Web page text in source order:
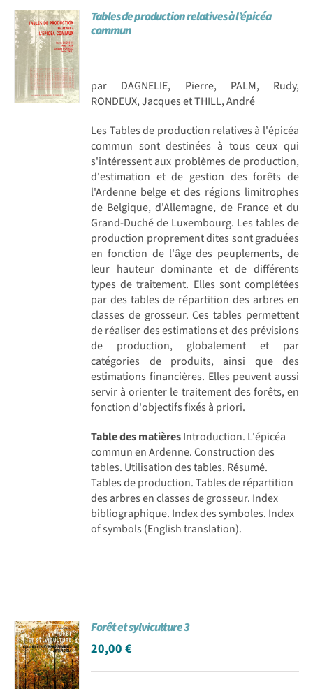
Tables de production relatives à l’épicéa
commun
par DAGNELIE, Pierre, PALM, Rudy,
RONDEUX, Jacques et THILL, André
Les Tables de production relatives à l'épicéa
commun sont destinées à tous ceux qui
s'intéressent aux problèmes de production,
d'estimation et de gestion des forêts de
l'Ardenne belge et des régions limitrophes
de Belgique, d'Allemagne, de France et du
Grand-Duché de Luxembourg. Les tables de
production proprement dites sont graduées
en fonction de l'âge des peuplements, de
leur hauteur dominante et de différents
types de traitement. Elles sont complétées
par des tables de répartition des arbres en
classes de grosseur. Ces tables permettent
de réaliser des estimations et des prévisions
de production, globalement et par
catégories de produits, ainsi que des
estimations financières. Elles peuvent aussi
servir à orienter le traitement des forêts, en
fonction d'objectifs fixés à priori.
Table des matièresIntroduction. L'épicéa
commun en Ardenne. Construction des
tables. Utilisation des tables. Résumé.
Tables de production. Tables de répartition
des arbres en classes de grosseur. Index
bibliographique. Index des symboles. Index
of symbols (English translation).
Forêt et sylviculture 3
20,00€